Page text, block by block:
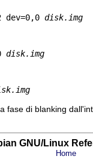
dev=0,0
disk.img
disk.img
di blanking
GNU/Linux
Home